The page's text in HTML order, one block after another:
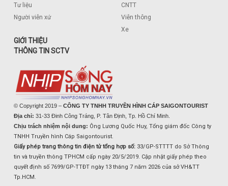
Tư liệu
Người viễn xứ
CNTT
Viễn thông
Xe
GIỚI THIỆU
THÔNG TIN SCTV
© Copyright 2019 – CÔNG TY TNHH TRUYỀN HÌNH CÁP SAIGONTOURIST
Địa chỉ: 31-33 Đinh Công Tráng, P. Tân Định, Tp. Hồ Chí Minh.
Chịu trách nhiệm nội dung: Ông Lương Quốc Huy, Tổng giám đốc Công ty
TNHH Truyền hình Cáp Saigontourist.
Giấy phép trang thông tin điện tử tổng hợp số: 33/GP-STTTT do Sở Thông
tin và truyền thông TPHCM cấp ngày 20/5/2019. Cập nhật giấy phép theo
quyết định số 7699/GP-TTĐT ngày 13 tháng 7 năm 2026 của sở VH&TT
Tp.HCM.